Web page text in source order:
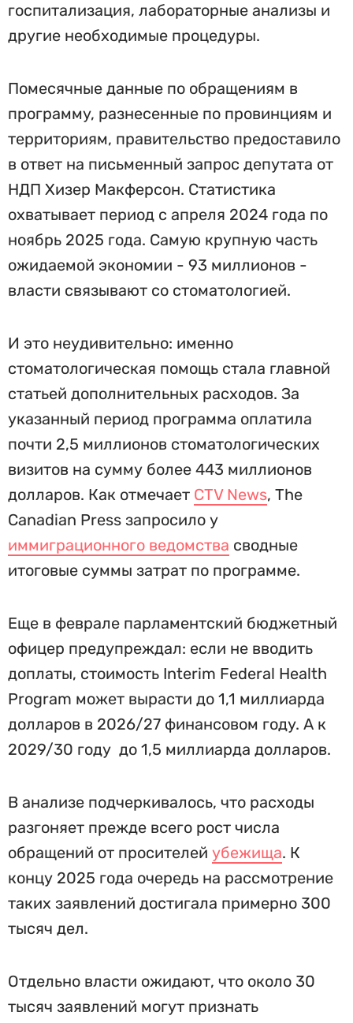
госпитализация, лабораторные анализы и
другие необходимые процедуры.
Помесячные данные по обращениям в
программу, разнесенные по провинциям и
территориям, правительство предоставило
в ответ на письменный запрос депутата от
НДП Хизер Макферсон. Статистика
охватывает период с апреля 2024 года по
ноябрь 2025 года. Самую крупную часть
ожидаемой экономии - 93 миллионов -
власти связывают со стоматологией.
И это неудивительно: именно
стоматологическая помощь стала главной
статьей дополнительных расходов. За
указанный период программа оплатила
почти 2,5 миллионов стоматологических
визитов на сумму более 443 миллионов
долларов. Как отмечает CTV News, The
Canadian Press запросило у
иммиграционного ведомства сводные
итоговые суммы затрат по программе.
Еще в феврале парламентский бюджетный
офицер предупреждал: если не вводить
доплаты, стоимость Interim Federal Health
Program может вырасти до 1,1 миллиарда
долларов в 2026/27 финансовом году. А к
2029/30 году до 1,5 миллиарда долларов.
В анализе подчеркивалось, что расходы
разгоняет прежде всего рост числа
обращений от просителей убежища. К
концу 2025 года очередь на рассмотрение
таких заявлений достигала примерно 300
тысяч дел.
Отдельно власти ожидают, что около 30
тысяч заявлений могут признать